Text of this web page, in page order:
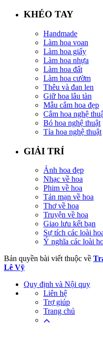
KHÉO TAY
Handmade
Làm hoa voan
Làm hoa giấy
Làm hoa nhựa
Làm hoa đất
Làm hoa cườm
Thêu và đan len
Giữ hoa lâu tàn
Mẫu cắm hoa đẹp
Cắm hoa nghệ
Bó hoa nghệ thuật
Tỉa hoa nghệ thuật
GIẢI TRÍ
Ảnh hoa đẹp
Nhạc về hoa
Phim về hoa
Tản mạn về hoa
Thơ về hoa
Truyện về hoa
Giao lưu kết bạn
Sự tích các loài
Ý nghĩa các loài
Bản quyền bài viết thuộc về
Lê Vỹ
Quy định và Nội quy
Liên hệ
Trợ giúp
Trang chủ